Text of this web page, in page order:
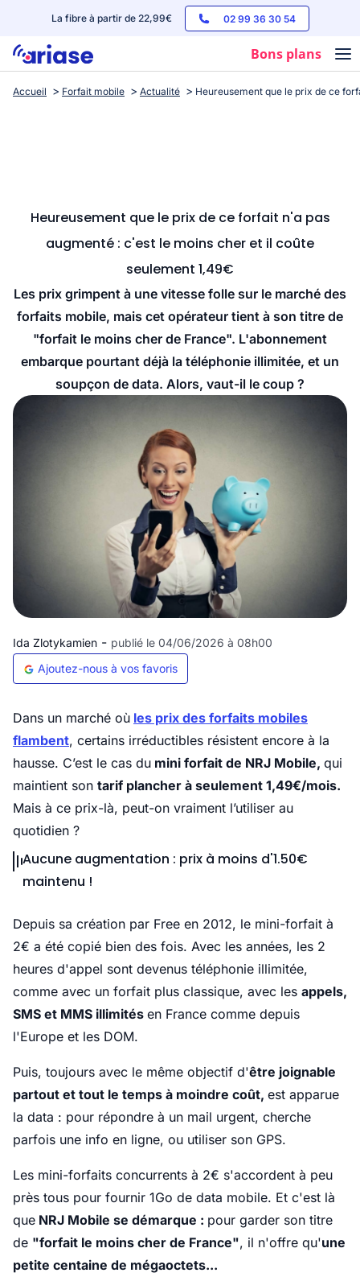
La fibre à partir de 22,99€ 02 99 36 30 54
Bons plans
Box internet
Accueil Forfait mobile Actualité Heureusement que le prix de ce
Heureusement que le prix de ce forfait n'a pas
augmenté : c'est le moins cher et il coûte
seulement 1,49€
Les prix grimpent à une vitesse folle sur le marché des
forfaits mobile, mais cet opérateur tient à son titre de
"forfait le moins cher de France". L'abonnement
embarque pourtant déjà la téléphonie illimitée, et un
soupçon de data. Alors, vaut-il le coup ?
Ida Zlotykamien - publié le 04/06/2026 à 08h00
Ajoutez-nous à vos favoris
Dans un marché où les prix des forfaits mobiles
flambent, certains irréductibles résistent encore à la
hausse. C’est le cas du mini forfait de NRJ Mobile, qui
maintient son tarif plancher à seulement 1,49€/mois.
Mais à ce prix-là, peut-on vraiment l’utiliser au
quotidien ?
Aucune augmentation : prix à moins d'1.50€
maintenu !
Depuis sa création par Free en 2012, le mini-forfait à
2€ a été copié bien des fois. Avec les années, les 2
heures d'appel sont devenus téléphonie illimitée,
comme avec un forfait plus classique, avec les appels,
SMS et MMS illimités en France comme depuis
l'Europe et les DOM.
Puis, toujours avec le même objectif d'être joignable
partout et tout le temps à moindre coût, est apparue
la data : pour répondre à un mail urgent, cherche
parfois une info en ligne, ou utiliser son GPS.
Les mini-forfaits concurrents à 2€ s'accordent à peu
près tous pour fournir 1Go de data mobile. Et c'est là
que NRJ Mobile se démarque : pour garder son titre
de "forfait le moins cher de France", il n'offre qu'une
petite centaine de mégaoctets...